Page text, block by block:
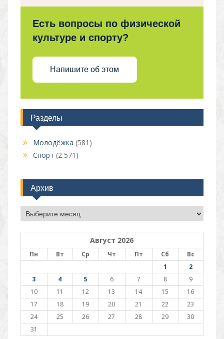
Есть вопросы по физической
культуре и спорту?
Напишите об этом
Разделы
Молодёжка (581)
Спорт (2 571)
Архив
Архив
Август 2026
Пн Вт Ср Чт Пт Сб
Вс
1
2
3
4 5 6 7 8
9
10
11 12 13 14 15
16
17
18 19 20 21 22
23
24
25 26 27 28 29
30
31